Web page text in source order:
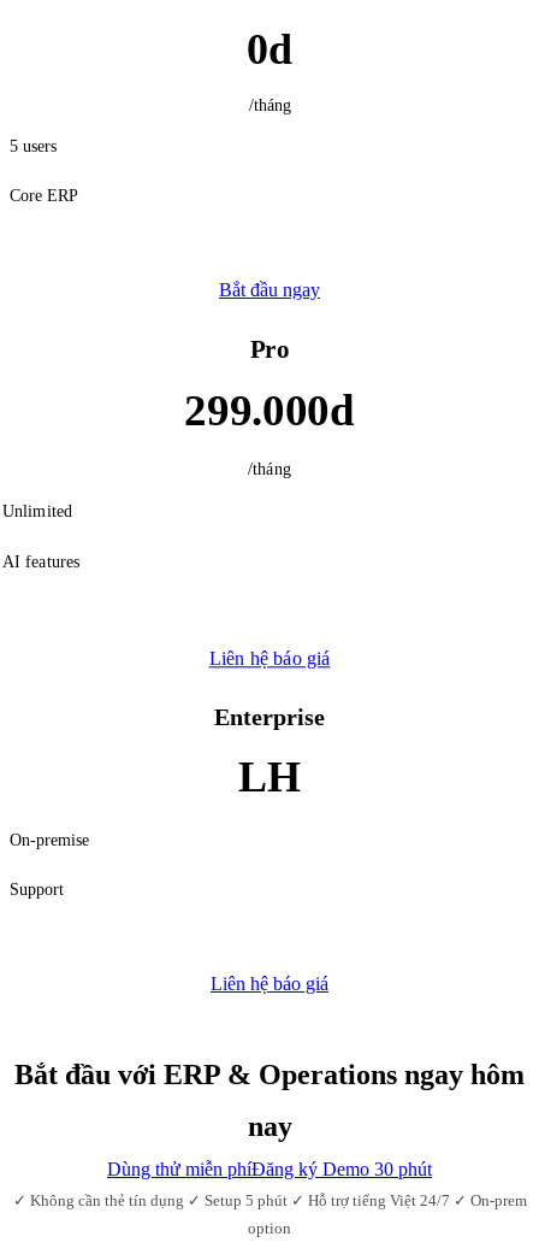
0d
/tháng
5 users
Core ERP
Bắt đầu ngay
Phổ biến nhất
Pro
299.000d
/tháng
Unlimited
AI features
Liên hệ báo giá
Enterprise
LH
On-premise
Support
Liên hệ báo giá
Bắt đầu với ERP & Operations ngay hôm
nay
Dùng thử miễn phíĐăng ký Demo 30 phút
✓ Không cần thẻ tín dụng ✓ Setup 5 phút ✓ Hỗ trợ tiếng Việt 24/7 ✓ On-prem
option